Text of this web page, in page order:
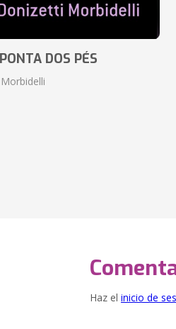
DOS PÉS
Haz el inicio de